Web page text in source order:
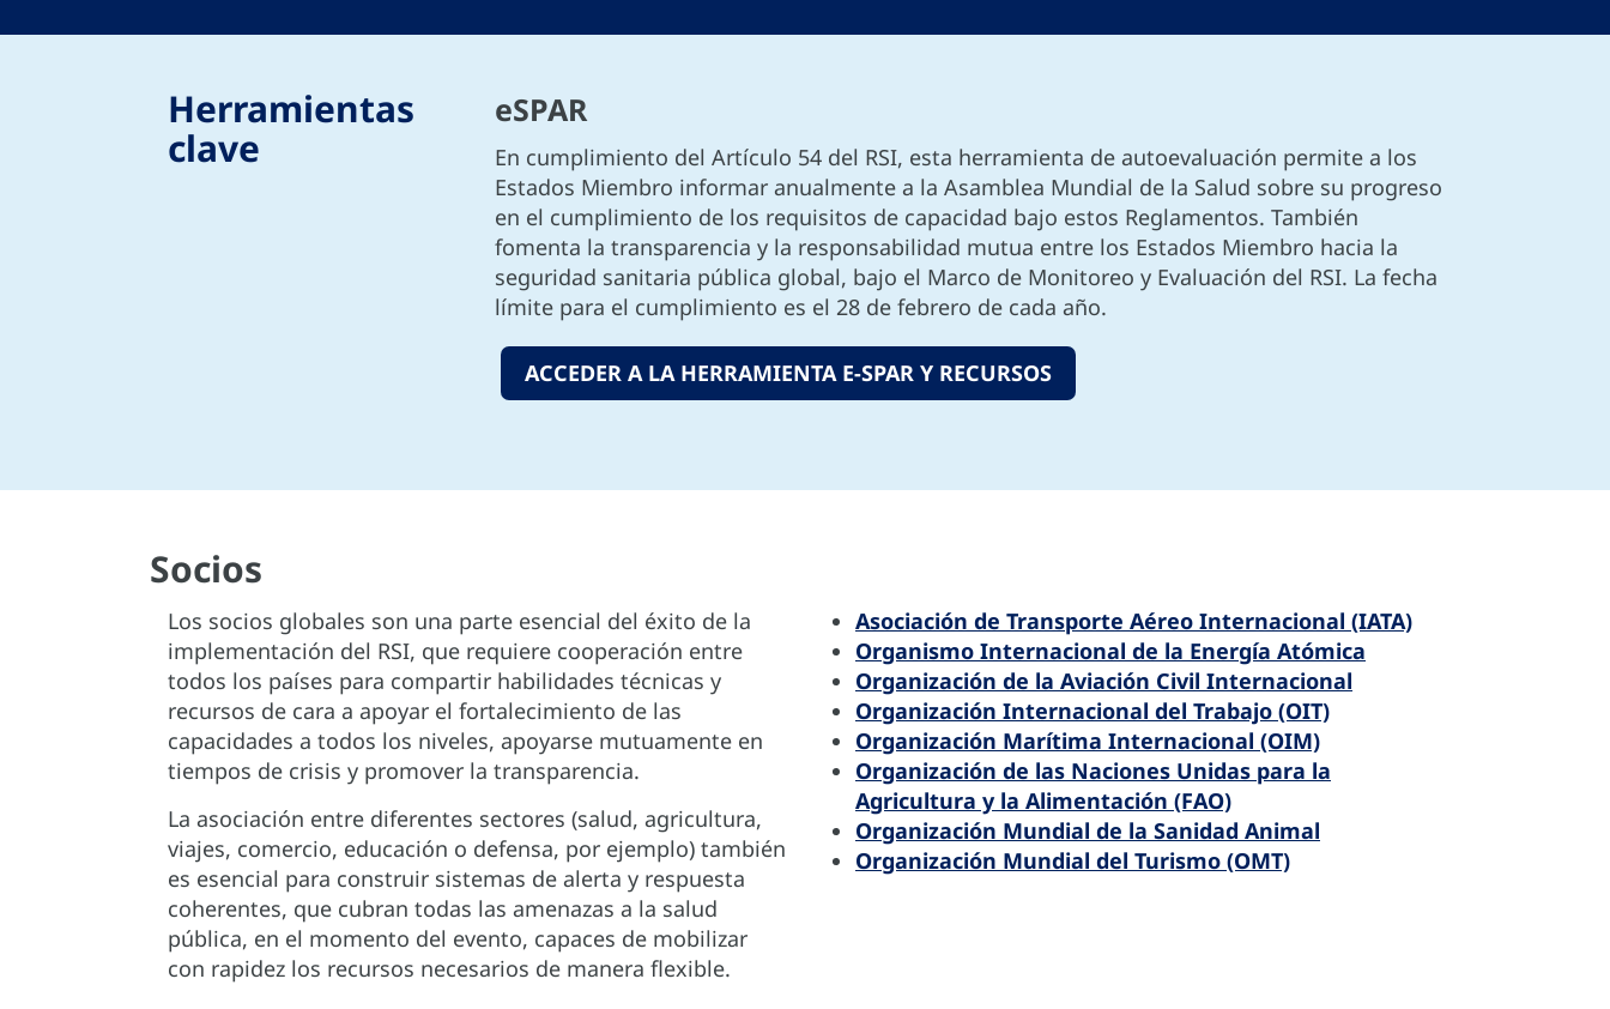
Herramientas
clave
eSPAR
En cumplimiento del Artículo 54 del RSI, esta herramienta de autoevaluación permite a los
Estados Miembro informar anualmente a la Asamblea Mundial de la Salud sobre su progreso
en el cumplimiento de los requisitos de capacidad bajo estos Reglamentos. También
fomenta la transparencia y la responsabilidad mutua entre los Estados Miembro hacia la
seguridad sanitaria pública global, bajo el Marco de Monitoreo y Evaluación del RSI. La fecha
límite para el cumplimiento es el 28 de febrero de cada año.
ACCEDER A LA HERRAMIENTA E-SPAR Y RECURSOS
Socios
Los socios globales son una parte esencial del éxito de la
implementación del RSI, que requiere cooperación entre
todos los países para compartir habilidades técnicas y
recursos de cara a apoyar el fortalecimiento de las
capacidades a todos los niveles, apoyarse mutuamente en
tiempos de crisis y promover la transparencia.
La asociación entre diferentes sectores (salud, agricultura,
viajes, comercio, educación o defensa, por ejemplo) también
es esencial para construir sistemas de alerta y respuesta
coherentes, que cubran todas las amenazas a la salud
pública, en el momento del evento, capaces de mobilizar
con rapidez los recursos necesarios de manera flexible.​​​​​​
Asociación de Transporte Aéreo Internacional (IATA)
Organismo Internacional de la Energía Atómica
Organización de la Aviación Civil Internacional
Organización Internacional del Trabajo (OIT)
Organización Marítima Internacional (OIM)
Organización de las Naciones Unidas para la
Agricultura y la Alimentación (FAO)
Organización Mundial de la Sanidad Animal
Organización Mundial del Turismo (OMT)